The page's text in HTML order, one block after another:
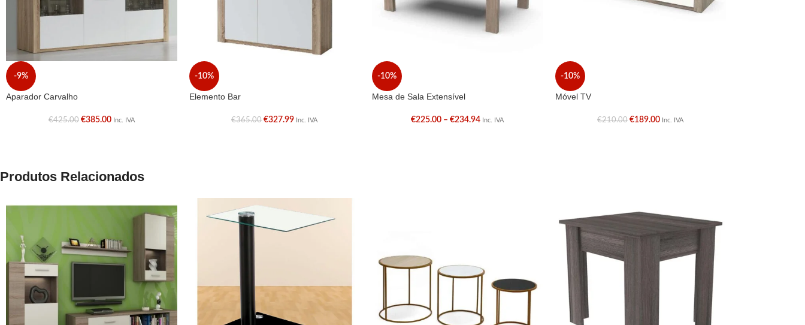
-9%
Aparador Carvalho
€425.00 €385.00 Inc. IVA
-10%
Elemento Bar
€365.00 €327.99 Inc. IVA
-10%
Mesa de Sala Extensível
€225.00 – €234.94 Inc. IVA
-10%
Móvel TV
€210.00 €189.00 Inc. IVA
Produtos Relacionados